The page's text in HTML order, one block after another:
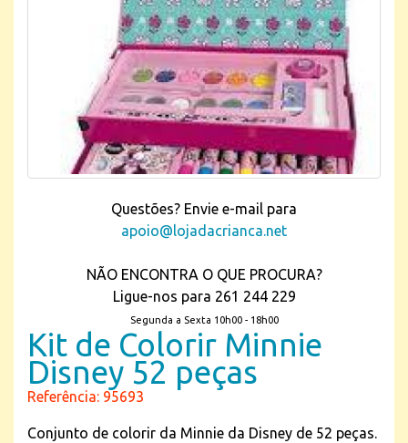
Questões? Envie e-mail para
apoio@lojadacrianca.net
NÃO ENCONTRA O QUE PROCURA?
Ligue-nos para 261 244 229
Segunda a Sexta 10h00 - 18h00
Kit de Colorir Minnie
Disney 52 peças
Referência: 95693
Conjunto de colorir da Minnie da Disney de 52 peças.